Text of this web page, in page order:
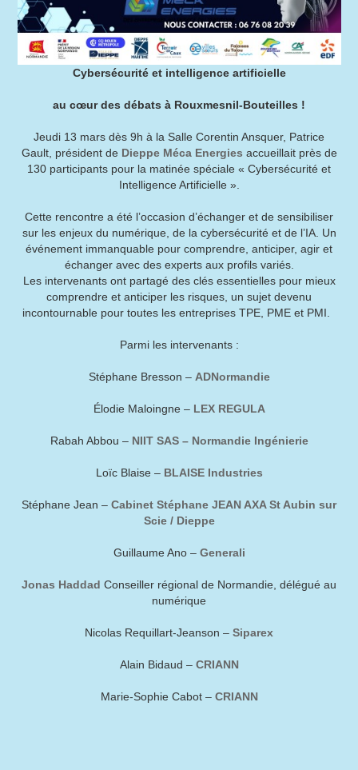
Cybersécurité et intelligence artificielle
au cœur des débats à Rouxmesnil-Bouteilles !
Jeudi 13 mars dès 9h à la Salle Corentin Ansquer, Patrice
Gault, président de Dieppe Méca Energies accueillait près de
130 participants pour la matinée spéciale « Cybersécurité et
Intelligence Artificielle ».
Cette rencontre a été l’occasion d’échanger et de sensibiliser
sur les enjeux du numérique, de la cybersécurité et de l’IA. Un
événement immanquable pour comprendre, anticiper, agir et
échanger avec des experts aux profils variés.
Les intervenants ont partagé des clés essentielles pour mieux
comprendre et anticiper les risques, un sujet devenu
incontournable pour toutes les entreprises TPE, PME et PMI.
Parmi les intervenants :
Stéphane Bresson – ADNormandie
Élodie Maloingne – LEX REGULA
Rabah Abbou – NIIT SAS – Normandie Ingénierie
Loïc Blaise – BLAISE Industries
Stéphane Jean – Cabinet Stéphane JEAN AXA St Aubin sur
Scie / Dieppe
Guillaume Ano – Generali
Jonas Haddad Conseiller régional de Normandie, délégué au
numérique
Nicolas Requillart-Jeanson – Siparex
Alain Bidaud – CRIANN
Marie-Sophie Cabot – CRIANN